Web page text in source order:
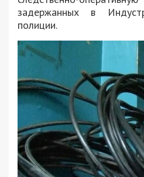
задержанных в
полиции.